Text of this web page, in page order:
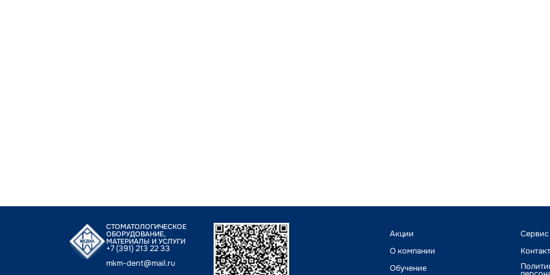
СТОМАТОЛОГИЧЕСКОЕ
ОБОРУДОВАНИЕ,
МАТЕРИАЛЫ И УСЛУГИ
+7 (391) 213 22 33
mkm-dent@mail.ru
Акции
О компании
Обучение
Сервис